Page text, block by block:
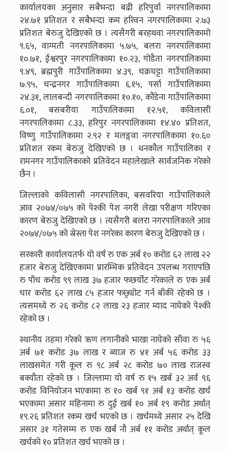
कार्यालयका अनुसार सबैभन्दा बढी हरिपुर्वा नगरपालिकामा
२४.७१ प्रतिशत र सबैभन्दा कम हरिवन नगरपालिकामा २.७३
प्रतिशत बेरुजु देखिएको छ । त्यसैगरी बरहथवा नगरपालिकामो
९.६५, वाग्मती नगरपालिकामा ५.७५, बलरा नगरपालिकामा
१०.७१, ईश्वरपुर नगरपालिकामा १०.२३, गोडैता नगरपालिकामा
९.४९, ब्रह्मपुरी गाउँपालिकामा ४.३९, चक्रघट्टा गाउँपालिकामा
७.९५, चन्द्रनगर गाउँपालिकामा ६.१५, पर्सा गाउँपालिकामा
२४.३१, लालबन्दी नगरपालिकामा १०.१०, कौडेना गाउँपालिकामा
६.०१, बसबरीया गाउँपालिकामा १२.५१, कविलासी
नगरपालिकामा ८.३३, हरिपुर नगरपालिकामा १४.४० प्रतिशत,
विष्णु गाउँपालिकामा २.९२ र मलङ्गवा नगरपालिकामा १०.६०
प्रतिशत रकम बेरुजु देखिएको छ । धनकौल गाउँपालिका र
रामनगर गाउँपालिकाको प्रतिवेदन महालेखाले सार्वजनिक गरेको
छैन ।
जिल्लाको कविलासी नगरपालिका, बसवरिया गाउँपालिकाले
आव २०७४/०७५ को पेश्की पेश नगरी लेखा परीक्षण गरिएका
कारण बेरुजु देखिएको छ । त्यसैगरी बलरा नगरपालिकाले आव
२०७४/०७५ को स्रेस्ता पेश नगरेका कारण बेरुजु देखिएको छ ।
सरकारी कार्यालयतर्फ यो वर्ष रु एक अर्ब १० करोड ६२ लाख २२
हजार बेरुजु देखिएकामा प्रारम्भिक प्रतिवेदन उपलब्ध गराएपछि
रु पाँच करोड ९९ लाख ३७ हजार फछर्योट गरेकाले रु एक अर्ब
चार करोड ६२ लाख ८५ हजार फछ्र्योट गर्न बाँकी रहेको छ ।
त्यसमध्ये रु २६ करोड ८२ लाख २३ हजार म्याद नाघेको पेश्की
रहेको छ ।
स्थानीय तहमा गरेको ऋण लगानीको भाखा नाघेको साँवा रु ५६
अर्ब ७१ करोड ३७ लाख र ब्याज रु ४१ अर्ब ५६ करोड ३३
लाखसमेत गरी कूल रु ९८ अर्ब २८ करोड ७० लाख राजस्व
बक्यौता रहेको छ । जिल्लामा यो वर्ष रु १५ खर्ब ३२ अर्व ९६
करोड विनियोजन भएकामा रु १० खर्ब ९१ अर्ब १३ करोड खर्च
भएकामा असार महिनामा रु दुई खर्ब १० अर्ब १९ करोड अर्थात्
१९.२६ प्रतिशत रकम खर्च भएको छ । खर्चमध्ये असार २५ देखि
असार ३१ गतेसम्म रु एक खर्ब नौ अर्ब ११ करोड अर्थात् कूल
खर्चको १० प्रतिशत खर्च भएको छ ।